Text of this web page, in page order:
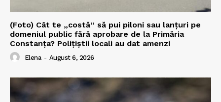
(Foto) Cât te „costă” să pui piloni sau lanțuri pe
domeniul public fără aprobare de la Primăria
Constanța? Polițiștii locali au dat amenzi
Elena - August 6, 2026